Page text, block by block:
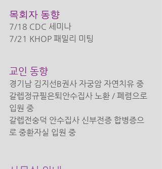
목회자 동향
7/18 CDC 세미나
7/21 KHOP 패밀리 미팅
교인 동향
경기남 김지선B권사 자궁암 자연치유 중
갈렙정규필은퇴안수집사 노환 / 폐렴으로
입원 중
갈렙전숭덕 안수집사 신부전증 합병증으
로 중환자실 입원 중